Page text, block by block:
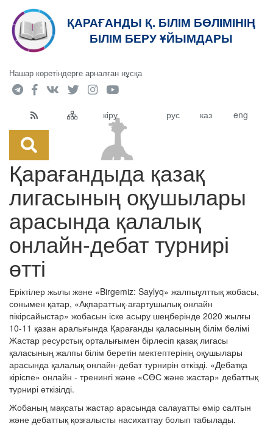
ҚАРАҒАНДЫ Қ. БІЛІМ БӨЛІМІНІҢ
БІЛІМ БЕРУ ҰЙЫМДАРЫ
Нашар көретіндерге арналған нұсқа
кіру рус каз eng
Қарағандыда қазақ
лигасының оқушылары
арасында қалалық
онлайн-дебат турнирі
өтті
Еріктілер жылы және «Birgemiz: Saylyq» жалпыұлттық жобасы,
сонымен қатар, «Ақпараттық-ағартушылық онлайн
пікірсайыстар» жобасын іске асыру шеңберінде 2020 жылғы
10-11 қазан аралығында Қарағанды қаласының білім бөлімі
Жастар ресурстық орталығымен бірлесіп қазақ лигасы
қаласының жалпы білім беретін мектептерінің оқушылары
арасында қалалық онлайн-дебат турнирін өткізді. «Дебатқа
кіріспе» онлайн - тренингі және «СӨС және жастар» дебаттық
турнирі өткізілді.
Жобаның мақсаты жастар арасында салауатты өмір салтын
және дебаттық қозғалысты насихаттау болып табылады.